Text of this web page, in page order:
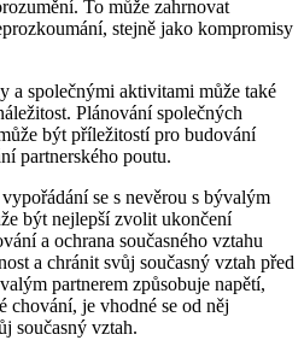
To může zahrnovat
stejně jako kompromisy
a společnými aktivitami může také
Plánování společných
být příležitostí pro budování
partnerského poutu.
se s nevěrou s bývalým
být nejlepší zvolit ukončení
a ochrana současného vztahu
a chránit svůj současný vztah před
partnerem způsobuje napětí,
chování, je vhodné se od něj
současný vztah.